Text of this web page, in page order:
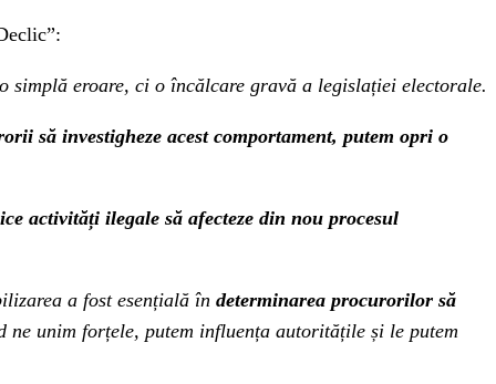
simplă eroare, ci o încălcare gravă a legislației electorale.
să investigheze acest comportament, putem opri o
activități ilegale să afecteze din nou procesul
a fost esențială în determinarea procurorilor să
unim forțele, putem influența autoritățile și le putem